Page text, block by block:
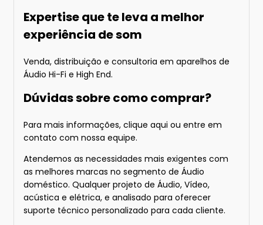
Expertise que te leva a melhor
experiência de som
Venda, distribuição e consultoria em aparelhos de
Áudio Hi-Fi e High End.
Dúvidas sobre como comprar?
Para mais informações, clique aqui ou entre em
contato com nossa equipe.
Atendemos as necessidades mais exigentes com
as melhores marcas no segmento de Áudio
doméstico. Qualquer projeto de Áudio, Vídeo,
acústica e elétrica, e analisado para oferecer
suporte técnico personalizado para cada cliente.